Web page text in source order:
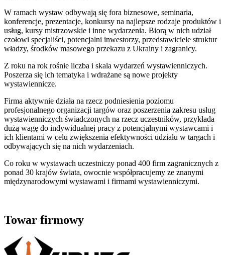
W ramach wystaw odbywają się fora biznesowe, seminaria,
konferencje, prezentacje, konkursy na najlepsze rodzaje produktów i
usług, kursy mistrzowskie i inne wydarzenia. Biorą w nich udział
czołowi specjaliści, potencjalni inwestorzy, przedstawiciele struktur
władzy, środków masowego przekazu z Ukrainy i zagranicy.
Z roku na rok rośnie liczba i skala wydarzeń wystawienniczych.
Poszerza się ich tematyka i wdrażane są nowe projekty
wystawiennicze.
Firma aktywnie działa na rzecz podniesienia poziomu
profesjonalnego organizacji targów oraz poszerzenia zakresu usług
wystawienniczych świadczonych na rzecz uczestników, przykłada
dużą wagę do indywidualnej pracy z potencjalnymi wystawcami i
ich klientami w celu zwiększenia efektywności udziału w targach i
odbywających się na nich wydarzeniach.
Co roku w wystawach uczestniczy ponad 400 firm zagranicznych z
ponad 30 krajów świata, owocnie współpracujemy ze znanymi
międzynarodowymi wystawami i firmami wystawienniczymi.
Towar firmowy